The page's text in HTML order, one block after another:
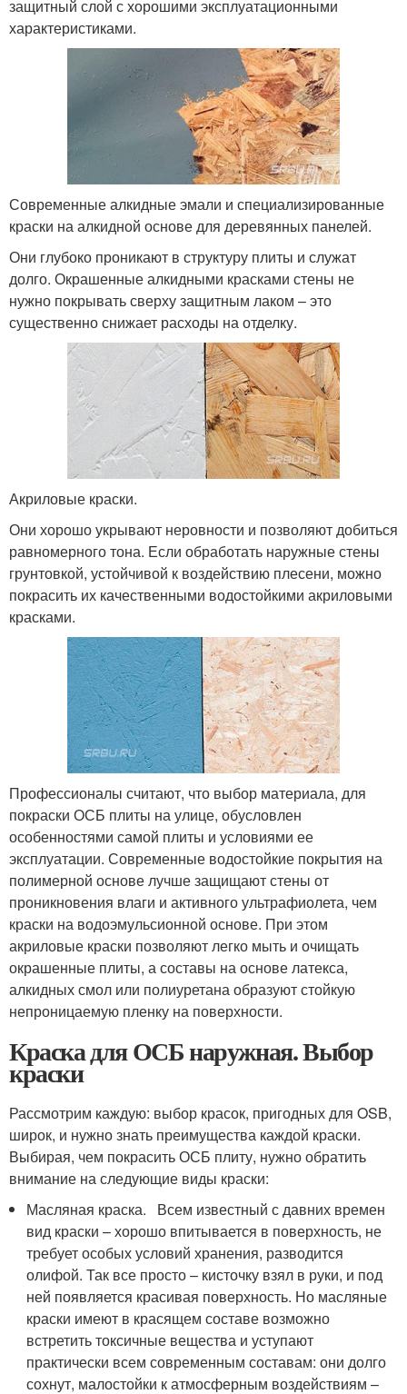
защитный слой с хорошими эксплуатационными
характеристиками.
Современные алкидные эмали и специализированные
краски на алкидной основе для деревянных панелей.
Они глубоко проникают в структуру плиты и служат
долго. Окрашенные алкидными красками стены не
нужно покрывать сверху защитным лаком – это
существенно снижает расходы на отделку.
Акриловые краски.
Они хорошо укрывают неровности и позволяют добиться
равномерного тона. Если обработать наружные стены
грунтовкой, устойчивой к воздействию плесени, можно
покрасить их качественными водостойкими акриловыми
красками.
Профессионалы считают, что выбор материала, для
покраски ОСБ плиты на улице, обусловлен
особенностями самой плиты и условиями ее
эксплуатации. Современные водостойкие покрытия на
полимерной основе лучше защищают стены от
проникновения влаги и активного ультрафиолета, чем
краски на водоэмульсионной основе. При этом
акриловые краски позволяют легко мыть и очищать
окрашенные плиты, а составы на основе латекса,
алкидных смол или полиуретана образуют стойкую
непроницаемую пленку на поверхности.
Краска для ОСБ наружная. Выбор
краски
Рассмотрим каждую: выбор красок, пригодных для OSB,
широк, и нужно знать преимущества каждой краски.
Выбирая, чем покрасить ОСБ плиту, нужно обратить
внимание на следующие виды краски:
Масляная краска. Всем известный с давних времен
вид краски – хорошо впитывается в поверхность, не
требует особых условий хранения, разводится
олифой. Так все просто – кисточку взял в руки, и под
ней появляется красивая поверхность. Но масляные
краски имеют в красящем составе возможно
встретить токсичные вещества и уступают
практически всем современным составам: они долго
сохнут, малостойки к атмосферным воздействиям –